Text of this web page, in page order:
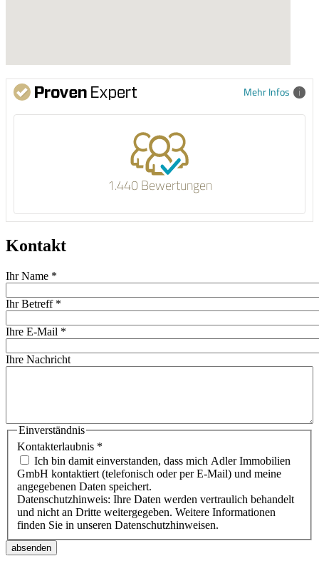
Mehr Infos
1.440 Bewertungen
Kontakt
Ihr Name *
Ihr Betreff *
Ihre E-Mail *
Ihre Nachricht
Einverständnis
Kontakterlaubnis *
Ich bin damit einverstanden, dass mich Adler Immobilien
GmbH kontaktiert (telefonisch oder per E-Mail) und meine
angegebenen Daten speichert.
Datenschutzhinweis: Ihre Daten werden vertraulich behandelt
und nicht an Dritte weitergegeben. Weitere Informationen
finden Sie in unseren Datenschutzhinweisen.